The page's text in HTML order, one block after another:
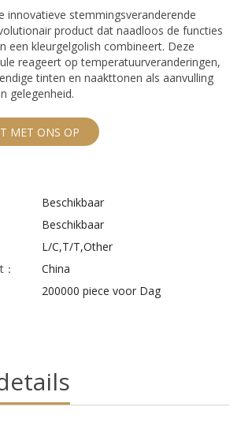
innovatieve stemmingsveranderende
product dat naadloos de functies
een kleurgelgolish combineert. Deze
reageert op temperatuurveranderingen,
tinten en naakttonen als aanvulling
gelegenheid.
MET ONS OP
Beschikbaar
Beschikbaar
L/C,T/T,Other
China
200000 piece voor Dag